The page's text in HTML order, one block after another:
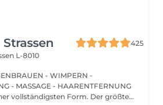
425
L-8010
- WIMPERN -
- MASSAGE - HAARENTFERNUNG
vollständigsten Form. Der größte